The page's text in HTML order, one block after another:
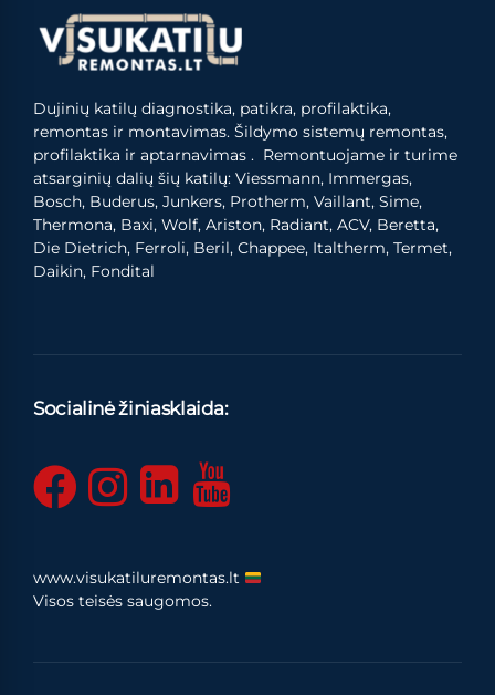
Dujinių katilų diagnostika, patikra, profilaktika,
remontas ir montavimas. Šildymo sistemų remontas,
profilaktika ir aptarnavimas . Remontuojame ir turime
atsarginių dalių šių katilų: Viessmann, Immergas,
Bosch, Buderus, Junkers, Protherm, Vaillant, Sime,
Thermona, Baxi, Wolf, Ariston, Radiant, ACV, Beretta,
Die Dietrich, Ferroli, Beril, Chappee, Italtherm, Termet,
Daikin, Fondital
Socialinė žiniasklaida:
www.visukatiluremontas.lt
Visos teisės saugomos.